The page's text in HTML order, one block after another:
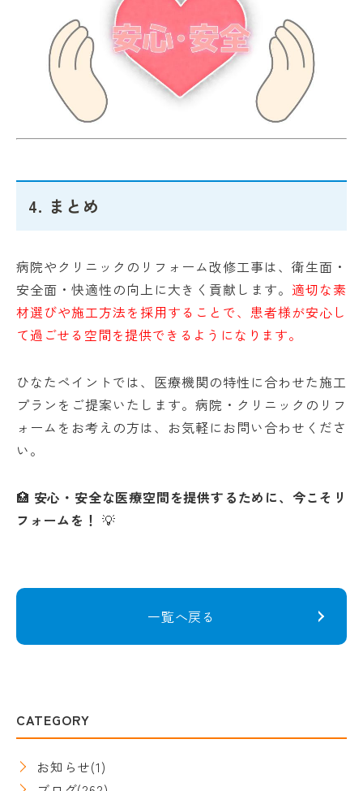
4. まとめ
病院やクリニックのリフォーム改修工事は、衛生面・
安全面・快適性の向上に大きく貢献します。 適切な素
材選びや施工方法を採用することで、患者様が安心し
て過ごせる空間を提供できるようになります。
ひなたペイントでは、医療機関の特性に合わせた施工
プランをご提案いたします。病院・クリニックのリフ
ォームをお考えの方は、お気軽にお問い合わせくださ
い。
🏥 安心・安全な医療空間を提供するために、今こそリ
フォームを！ 💡
一覧へ戻る
CATEGORY
お知らせ(1)